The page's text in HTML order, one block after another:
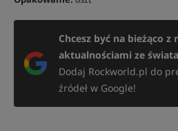
Chcesz być na bieżąco z
aktualnościami ze
Dodaj Rockworld.pl do
źródeł w Google!